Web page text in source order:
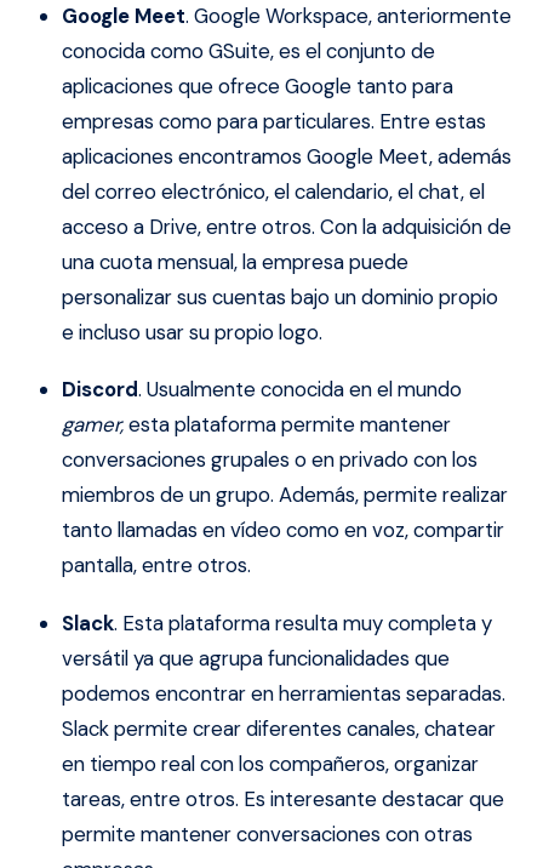
Google Meet. Google Workspace, anteriormente
conocida como GSuite, es el conjunto de
aplicaciones que ofrece Google tanto para
empresas como para particulares. Entre estas
aplicaciones encontramos Google Meet, además
del correo electrónico, el calendario, el chat, el
acceso a Drive, entre otros. Con la adquisición de
una cuota mensual, la empresa puede
personalizar sus cuentas bajo un dominio propio
e incluso usar su propio logo.
Discord. Usualmente conocida en el mundo
gamer,esta plataforma permite mantener
conversaciones grupales o en privado con los
miembros de un grupo. Además, permite realizar
tanto llamadas en vídeo como en voz, compartir
pantalla, entre otros.
Slack. Esta plataforma resulta muy completa y
versátil ya que agrupa funcionalidades que
podemos encontrar en herramientas separadas.
Slack permite crear diferentes canales, chatear
en tiempo real con los compañeros, organizar
tareas, entre otros. Es interesante destacar que
permite mantener conversaciones con otras